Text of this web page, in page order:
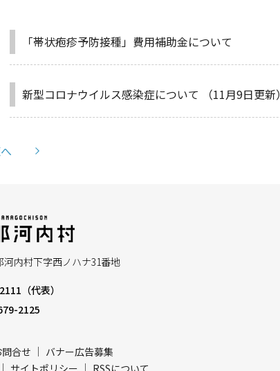
「帯状疱疹予防接種」費用補助金について
新型コロナウイルス感染症について （11月9日更新）
内村下字西ノハナ31番地
（代表）
2125
合せ
バナー広告募集